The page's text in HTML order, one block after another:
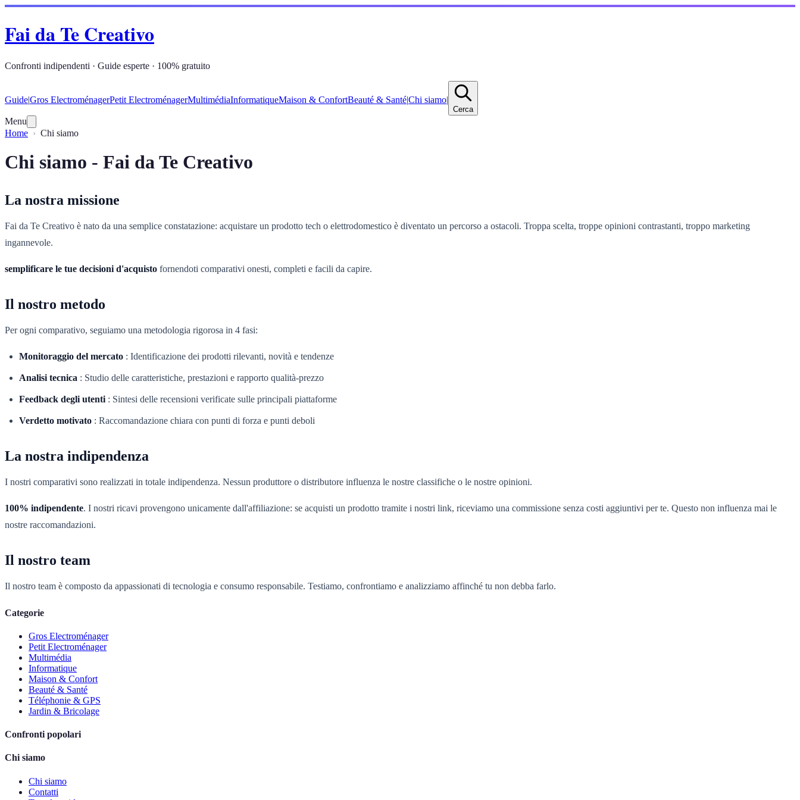
Fai da Te Creativo
Confronti indipendenti · Guide esperte · 100% gratuito
Guide|Gros ElectroménagerPetit ElectroménagerMultimédiaInformatiqueMaison & ConfortBeauté & Santé|Chi siamo|
Cerca
Menu
Home
Chi siamo
Chi siamo - Fai da Te Creativo
La nostra missione
Fai da Te Creativo è nato da una semplice constatazione: acquistare un prodotto tech o elettrodomestico è diventato un percorso a ostacoli. Troppa scelta, troppe opinioni contrastanti, troppo marketing
ingannevole.
semplificare le tue decisioni d'acquisto fornendoti comparativi onesti, completi e facili da capire.
Il nostro metodo
Per ogni comparativo, seguiamo una metodologia rigorosa in 4 fasi:
Monitoraggio del mercato : Identificazione dei prodotti rilevanti, novità e tendenze
Analisi tecnica : Studio delle caratteristiche, prestazioni e rapporto qualità-prezzo
Feedback degli utenti : Sintesi delle recensioni verificate sulle principali piattaforme
Verdetto motivato : Raccomandazione chiara con punti di forza e punti deboli
La nostra indipendenza
I nostri comparativi sono realizzati in totale indipendenza. Nessun produttore o distributore influenza le nostre classifiche o le nostre opinioni.
100% indipendente. I nostri ricavi provengono unicamente dall'affiliazione: se acquisti un prodotto tramite i nostri link, riceviamo una commissione senza costi aggiuntivi per te. Questo non influenza mai le
nostre raccomandazioni.
Il nostro team
Il nostro team è composto da appassionati di tecnologia e consumo responsabile. Testiamo, confrontiamo e analizziamo affinché tu non debba farlo.
Categorie
Gros Electroménager
Petit Electroménager
Multimédia
Informatique
Maison & Confort
Beauté & Santé
Téléphonie & GPS
Jardin & Bricolage
Confronti popolari
Chi siamo
Chi siamo
Contatti